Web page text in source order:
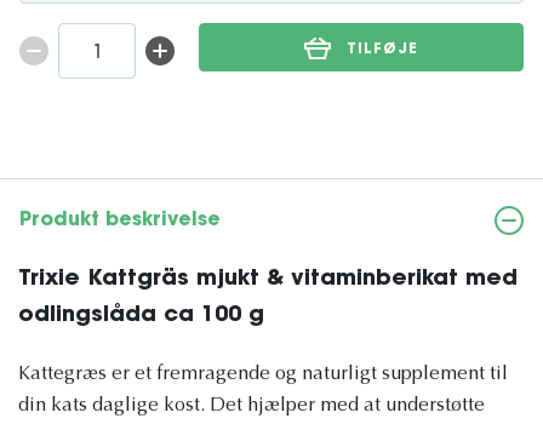
TILFØJE
Produkt beskrivelse
Trixie Kattgräs mjukt & vitaminberikat med
odlingslåda ca 100 g
Kattegræs er et fremragende og naturligt supplement til
din kats daglige kost. Det hjælper med at understøtte